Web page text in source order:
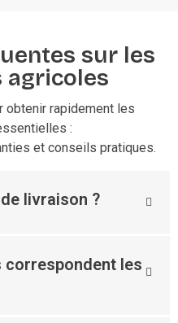
sur les
agricoles
obtenir rapidement les
:
et conseils pratiques.
livraison ?
correspondent les